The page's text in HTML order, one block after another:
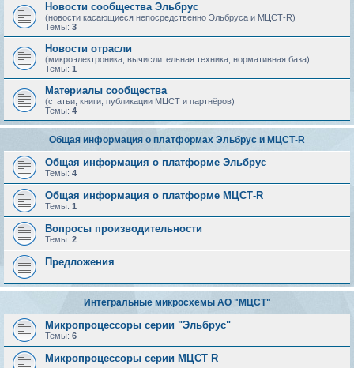
Новости сообщества Эльбрус
(новости касающиеся непосредственно Эльбруса и МЦСТ-R)
Темы: 3
Новости отрасли
(микроэлектроника, вычислительная техника, нормативная база)
Темы: 1
Материалы сообщества
(статьи, книги, публикации МЦСТ и партнёров)
Темы: 4
Общая информация о платформах Эльбрус и МЦСТ-R
Общая информация о платформе Эльбрус
Темы: 4
Общая информация о платформе МЦСТ-R
Темы: 1
Вопросы производительности
Темы: 2
Предложения
Интегральные микросхемы АО "МЦСТ"
Микропроцессоры серии "Эльбрус"
Темы: 6
Микропроцессоры серии МЦСТ R